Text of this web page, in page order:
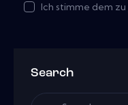
Ich stimme dem zu
Search